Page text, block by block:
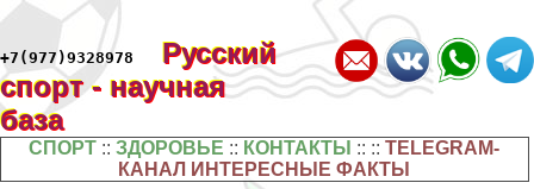
+7(977)9328978
Русский
спорт - научная
база
СПОРТ ::ЗДОРОВЬЕ :: КОНТАКТЫ :: ::TELEGRAM-
КАНАЛ ИНТЕРЕСНЫЕ ФАКТЫ